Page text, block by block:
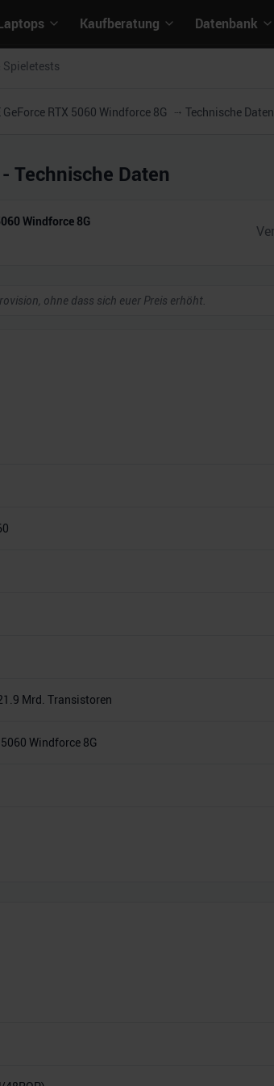
Kaufberatung Datenbank
Spieletests
GeForce RTX 5060 Windforce 8G Technische Daten
- Technische Daten
Windforce 8G
ohne dass sich euer Preis erhöht.
Mrd. Transistoren
Windforce 8G